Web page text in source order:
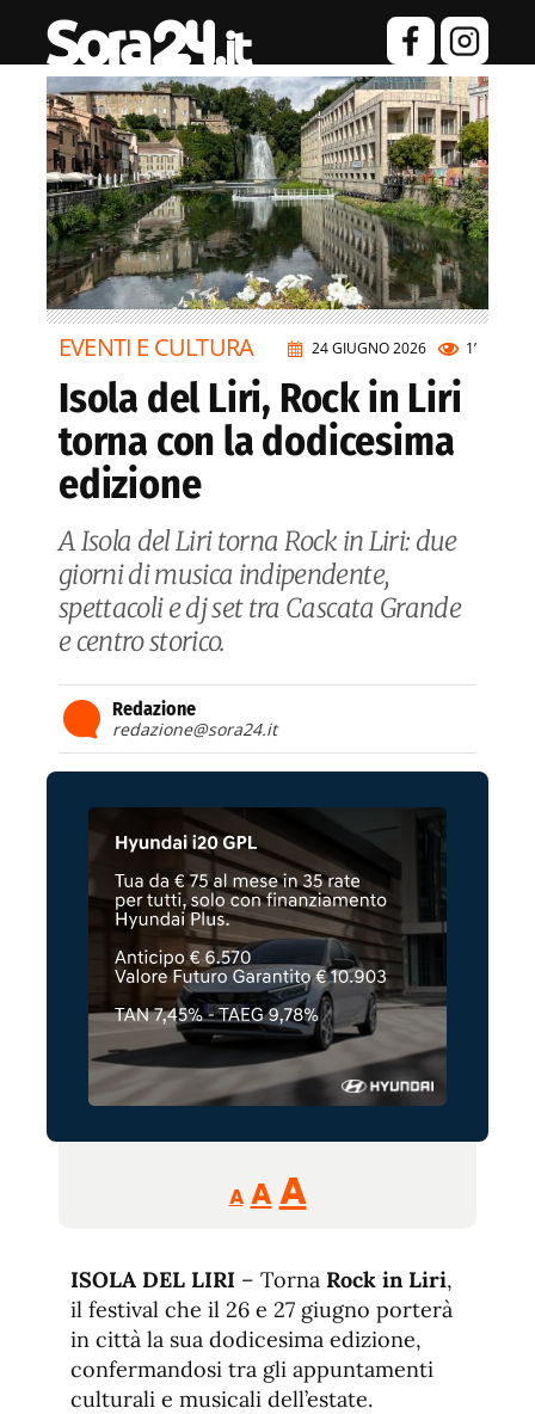
24 GIUGNO 2026 1’
EVENTI E CULTURA
Isola del Liri, Rock in Liri
torna con la dodicesima
edizione
A Isola del Liri torna Rock in Liri: due
giorni di musica indipendente,
spettacoli e dj set tra Cascata Grande
e centro storico.
Redazione
redazione@sora24.it
A
Reducir
tamaño
A Restablecer
tamaño
de
fuente
AAumentar
de
fuente.
ISOLA DEL LIRI – Torna Rock in Liri,
il festival che il 26 e 27 giugno porterà
in città la sua dodicesima edizione,
confermandosi tra gli appuntamenti
culturali e musicali dell’estate.